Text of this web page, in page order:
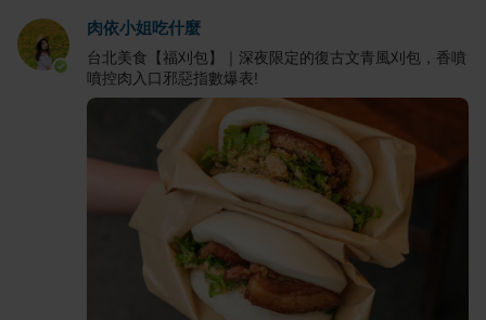
肉依小姐吃什麼
台北美食【福刈包】｜深夜限定的復古文青風刈包，香噴
噴控肉入口邪惡指數爆表!